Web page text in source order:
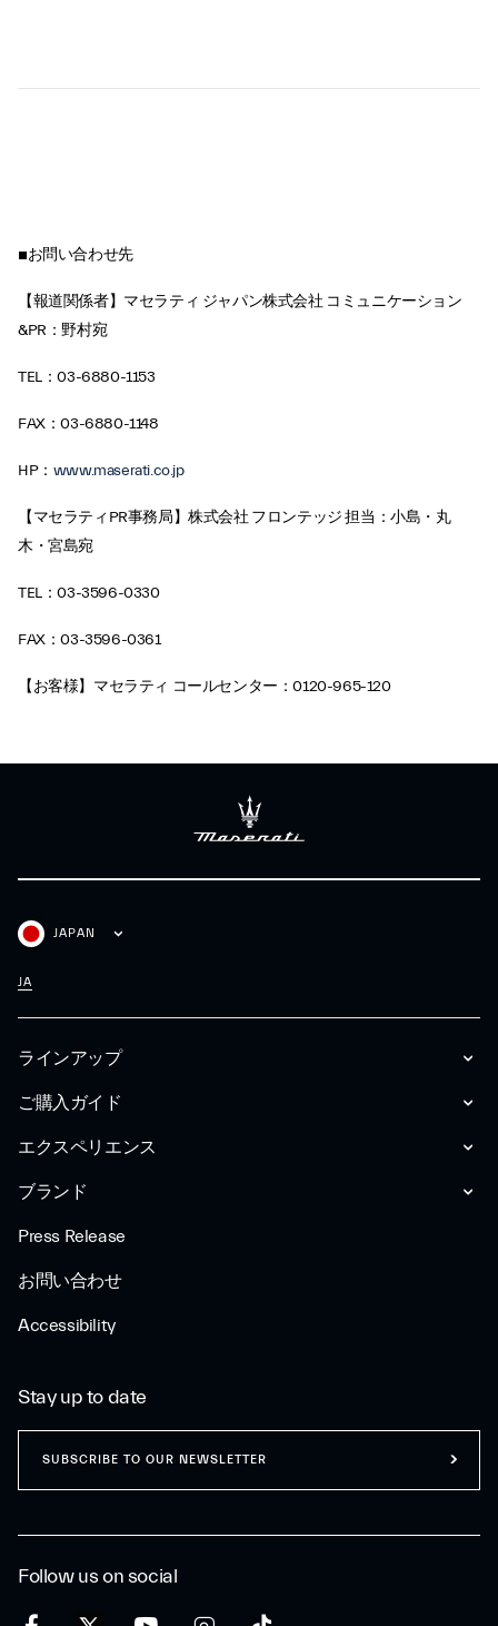
■お問い合わせ先
【報道関係者】マセラティ ジャパン株式会社 コミュニケーション
&PR：野村宛
TEL：03-6880-1153
FAX：03-6880-1148
HP： www.maserati.co.jp
【マセラティPR事務局】株式会社 フロンテッジ 担当：小島・丸
木・宮島宛
TEL：03-3596-0330
FAX：03-3596-0361
【お客様】マセラティ コールセンター：0120-965-120
ラインアップ
ご購入ガイド
エクスペリエンス
ブランド
Press Release
お問い合わせ
Accessibility
JAPAN
JA
Follow us on social
Stay up to date
SUBSCRIBE TO OUR NEWSLETTER